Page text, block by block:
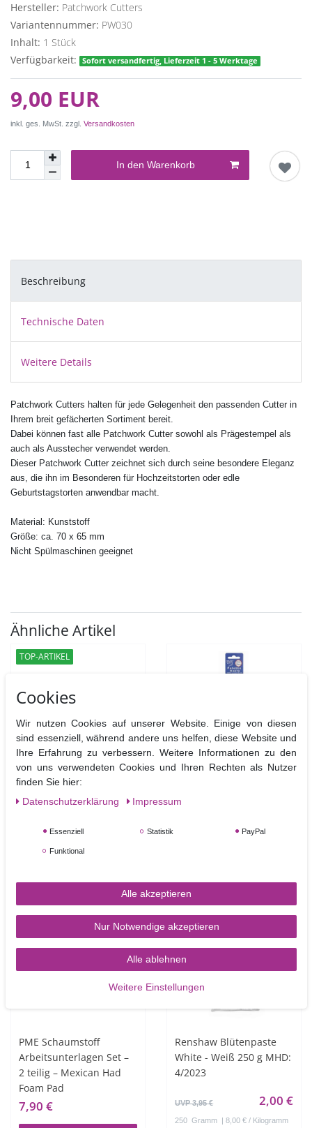
Hersteller: Patchwork Cutters
Variantennummer: PW030
Inhalt: 1 Stück
Verfügbarkeit:
Sofort versandfertig, Lieferzeit 1 - 5 Werktage
9,00 EUR
inkl. ges. MwSt. zzgl. Versandkosten
In den Warenkorb
Beschreibung
Technische Daten
Weitere Details
Patchwork Cutters halten für jede Gelegenheit den passenden Cutter in
Ihrem breit gefächerten Sortiment bereit.
Dabei können fast alle Patchwork Cutter sowohl als Prägestempel als
auch als Ausstecher verwendet werden.
Dieser Patchwork Cutter zeichnet sich durch seine besondere Eleganz
aus, die ihn im Besonderen für Hochzeitstorten oder edle
Geburtstagstorten anwendbar macht.
Material: Kunststoff
Größe: ca. 70 x 65 mm
Nicht Spülmaschinen geeignet
Ähnliche Artikel
TOP-ARTIKEL
PME Nadel Werkzeug –
Scriber Needle Tool
5,90 €
– Palette Knife Tapered
PME Schaumstoff
Arbeitsunterlagen Set –
2 teilig – Mexican Had
Foam Pad
7,90 €
Renshaw Blütenpaste
White - Weiß 250 g MHD:
4/2023
UVP 3,95 € 2,00 €
250 Gramm | 8,00 € / Kilogramm
Cookies
Wir nutzen Cookies auf unserer Website. Einige von diesen
sind essenziell, während andere uns helfen, diese Website und
Ihre Erfahrung zu verbessern. Weitere Informationen zu den
von uns verwendeten Cookies und Ihren Rechten als Nutzer
finden Sie hier:
Daten­schutz­erklärung
Impressum
Essenziell Statistik PayPal
Funktional
Alle akzeptieren
Nur Notwendige akzeptieren
Alle ablehnen
Weitere Einstellungen